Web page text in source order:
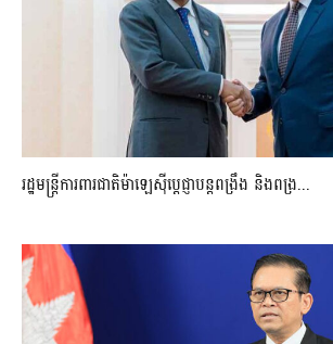
រដ្ឋមន្ត្រីការពារជាតិម៉ាឡេស៊ីប្ដេជ្ញាបន្តពង្រឹង និងពង្រ...